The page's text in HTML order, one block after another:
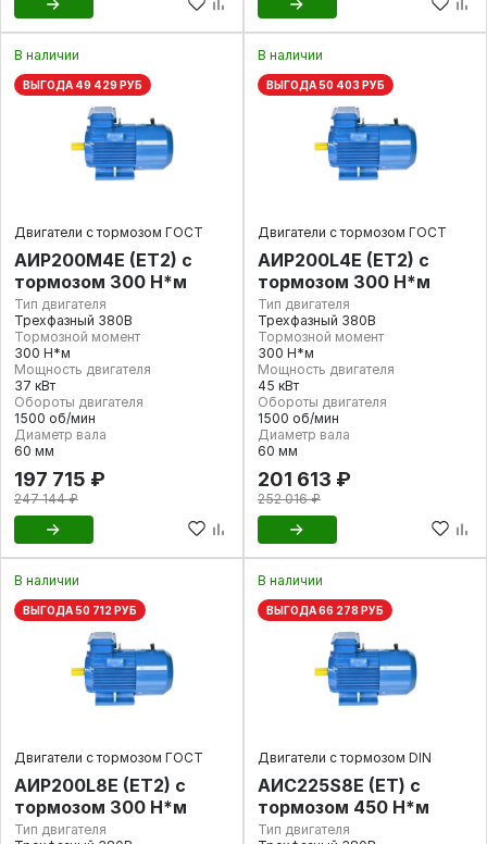
В наличии
ВЫГОДА 49 429 РУБ
Двигатели с тормозом ГОСТ
АИР200М4E (ET2) с
тормозом 300 Н*м
Тип двигателя
Трехфазный 380В
Тормозной момент
300 Н*м
Мощность двигателя
37 кВт
Обороты двигателя
1500 об/мин
Диаметр вала
60 мм
197 715 ₽
247 144 ₽
В наличии
ВЫГОДА 50 403 РУБ
Двигатели с тормозом ГОСТ
АИР200L4E (ET2) с
тормозом 300 Н*м
Тип двигателя
Трехфазный 380В
Тормозной момент
300 Н*м
Мощность двигателя
45 кВт
Обороты двигателя
1500 об/мин
Диаметр вала
60 мм
201 613 ₽
252 016 ₽
В наличии
ВЫГОДА 50 712 РУБ
Двигатели с тормозом ГОСТ
АИР200L8E (ET2) с
тормозом 300 Н*м
Тип двигателя
В наличии
ВЫГОДА 66 278 РУБ
Двигатели с тормозом DIN
AИC225S8Е (ET) с
тормозом 450 Н*м
Тип двигателя